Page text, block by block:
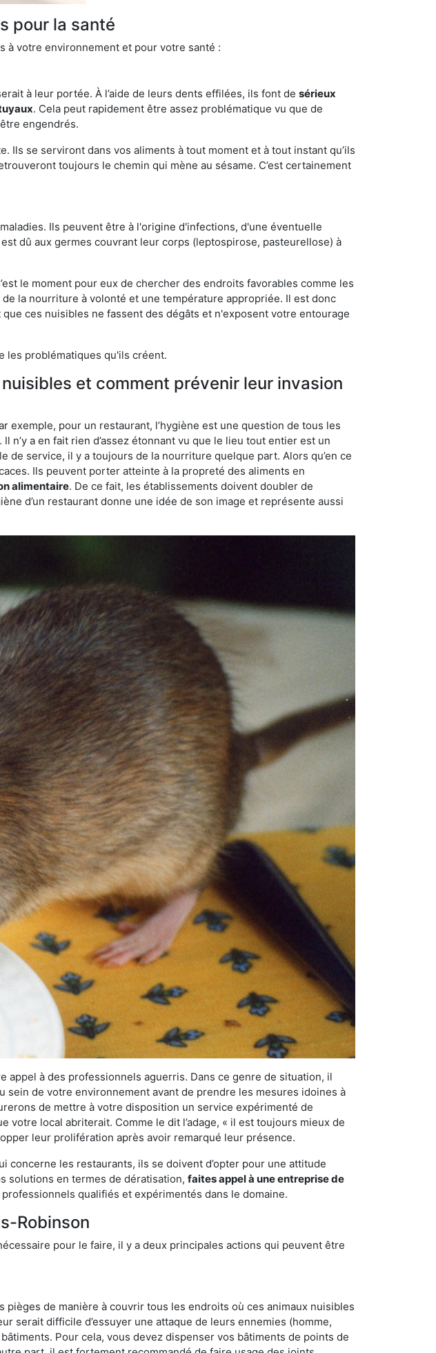
pour la santé
à votre environnement et pour votre santé :
à leur portée. À l’aide de leurs dents effilées, ils font de sérieux
. Cela peut rapidement être assez problématique vu que de
engendrés.
Ils se serviront dans vos aliments à tout moment et à tout instant qu’ils
toujours le chemin qui mène au sésame. C’est certainement
Ils peuvent être à l'origine d'infections, d'une éventuelle
dû aux germes couvrant leur corps (leptospirose, pasteurellose) à
le moment pour eux de chercher des endroits favorables comme les
la nourriture à volonté et une température appropriée. Il est donc
ces nuisibles ne fassent des dégâts et n'exposent votre entourage
les problématiques qu'ils créent.
et comment prévenir leur invasion
exemple, pour un restaurant, l’hygiène est une question de tous les
a en fait rien d’assez étonnant vu que le lieu tout entier est un
de service, il y a toujours de la nourriture quelque part. Alors qu’en ce
Ils peuvent porter atteinte à la propreté des aliments en
alimentaire. De ce fait, les établissements doivent doubler de
d’un restaurant donne une idée de son image et représente aussi
à des professionnels aguerris. Dans ce genre de situation, il
de votre environnement avant de prendre les mesures idoines à
de mettre à votre disposition un service expérimenté de
local abriterait. Comme le dit l’adage, « il est toujours mieux de
leur prolifération après avoir remarqué leur présence.
les restaurants, ils se doivent d’opter pour une attitude
solutions en termes de dératisation, faites appel à une entreprise de
qualifiés et expérimentés dans le domaine.
Robinson
pour le faire, il y a deux principales actions qui peuvent être
de manière à couvrir tous les endroits où ces animaux nuisibles
serait difficile d’essuyer une attaque de leurs ennemies (homme,
Pour cela, vous devez dispenser vos bâtiments de points de